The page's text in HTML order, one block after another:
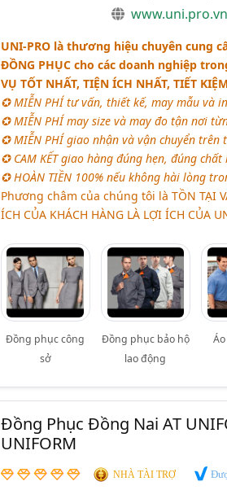
www.uni.pro.vn
UNI-PROlà thương hiệu chuyên cung
ĐỒNG PHỤCcho các doanh nghiệp
VỤ TỐT NHẤT, TIỆN ÍCH NHẤT, TIẾT
✪ MIỄN PHÍ tư vấn, thiết kế, may mẫu và
✪ MIỄN PHÍ may size và may đo tận nơi
✪ MIỄN PHÍ giao nhận và vận chuyển trên
✪ CAM KẾT giao hàng đúng hẹn, đúng
✪ HOÀN TIỀN 100% nếu không hài lòng
Phương châm của chúng tôi là TỒN TẠI
ÍCH CỦA KHÁCH HÀNG LÀ LỢI ÍCH CỦA
Đồng phục công
sở
Đồng phục bảo hộ
lao động
Đồng Phục Đồng Nai AT
UNIFORM
NHÀ TÀI TRỢ